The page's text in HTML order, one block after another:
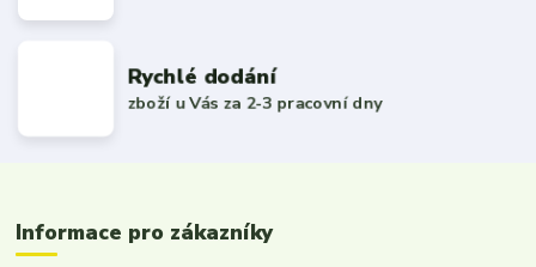
Rychlé dodání
zboží u Vás za 2-3 pracovní dny
Informace pro zákazníky